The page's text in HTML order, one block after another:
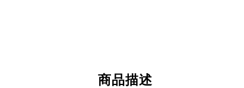
商品描述